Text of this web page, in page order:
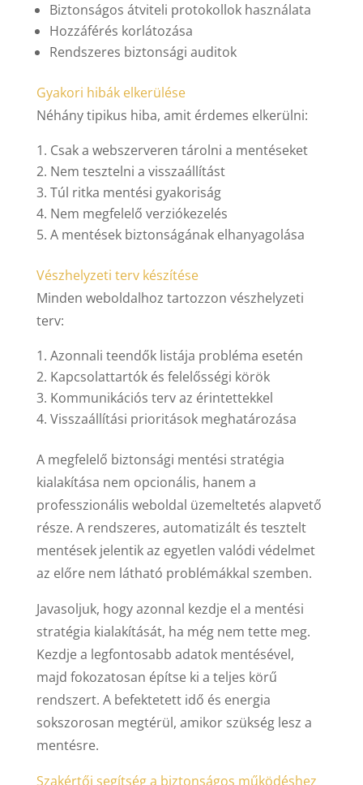
Biztonságos átviteli protokollok használata
Hozzáférés korlátozása
Rendszeres biztonsági auditok
Gyakori hibák elkerülése
Néhány tipikus hiba, amit érdemes elkerülni:
Csak a webszerveren tárolni a mentéseket
Nem tesztelni a visszaállítást
Túl ritka mentési gyakoriság
Nem megfelelő verziókezelés
A mentések biztonságának elhanyagolása
Vészhelyzeti terv készítése
Minden weboldalhoz tartozzon vészhelyzeti
terv:
Azonnali teendők listája probléma esetén
Kapcsolattartók és felelősségi körök
Kommunikációs terv az érintettekkel
Visszaállítási prioritások meghatározása
A megfelelő biztonsági mentési stratégia
kialakítása nem opcionális, hanem a
professzionális weboldal üzemeltetés alapvető
része. A rendszeres, automatizált és tesztelt
mentések jelentik az egyetlen valódi védelmet
az előre nem látható problémákkal szemben.
Javasoljuk, hogy azonnal kezdje el a mentési
stratégia kialakítását, ha még nem tette meg.
Kezdje a legfontosabb adatok mentésével,
majd fokozatosan építse ki a teljes körű
rendszert. A befektetett idő és energia
sokszorosan megtérül, amikor szükség lesz a
mentésre.
Szakértői segítség a biztonságos működéshez